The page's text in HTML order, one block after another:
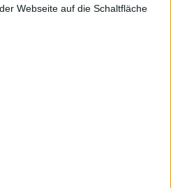
Webseite auf die Schaltfläche
wirklich ein